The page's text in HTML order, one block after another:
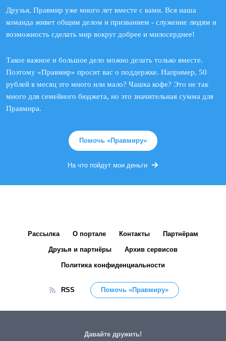
Друзья, Правмир уже много лет вместе с вами. Вся наша
команда живет общим делом и призванием - служение людям и
возможность сделать мир вокруг добрее и милосерднее!
Такое важное и большое дело можно делать только вместе.
Поэтому «Правмир» просит вас о поддержке. Например, 50
рублей в месяц это много или мало? Чашка кофе? Это не так
много для семейного бюджета, но это значительная сумма для
Правмира.
Помочь «Правмиру»
На что пойдут мои деньги
Рассылка О портале Контакты Партнёрам
Друзья и партнёры Архив сервисов
Политика конфиденциальности
RSS Помочь «Правмиру»
Давайте дружить!